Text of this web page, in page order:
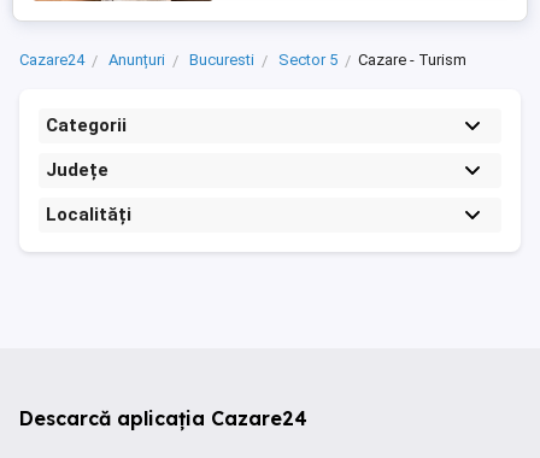
Cazare24 Anunțuri Bucuresti Sector 5 Cazare - Turism
Categorii
Județe
Localități
Descarcă aplicația Cazare24